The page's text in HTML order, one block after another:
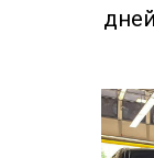
дней